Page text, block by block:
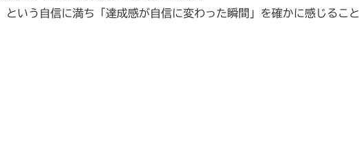
いう自信に満ち「達成感が自信に変わった瞬間」を確かに感じること